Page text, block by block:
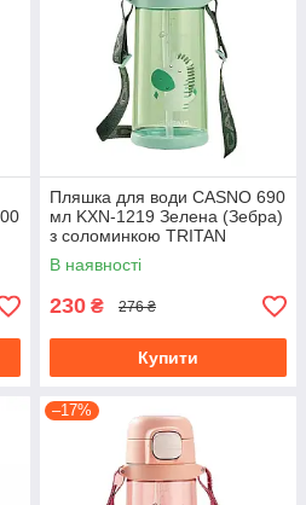
Пляшка для води CASNO 690
мл KXN-1219 Зелена (Зебра)
з соломинкою TRITAN
В наявності
230 ₴ 276 ₴
Купити
–17%